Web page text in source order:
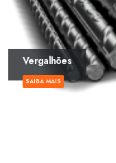
Vergalhões
SAIBA MAIS